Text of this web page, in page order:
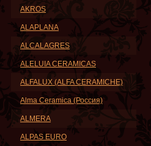
AKROS
ALAPLANA
ALCALAGRES
ALELUIA CERAMICAS
ALFALUX (ALFA CERAMICHE)
Alma Ceramica (Россия)
ALMERA
ALPAS EURO